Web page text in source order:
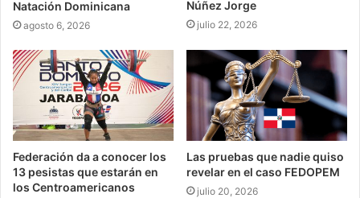
Natación Dominicana
agosto 6, 2026
Núñez Jorge
julio 22, 2026
Federación da a conocer los
13 pesistas que estarán en
los Centroamericanos
Las pruebas que nadie quiso
revelar en el caso FEDOPEM
julio 20, 2026